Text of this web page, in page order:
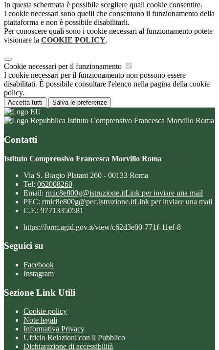
In questa schermata è possibile scegliere quali cookie consentire.
I cookie necessari sono quelli che consentono il funzionamento della
piattaforma e non è possibile disabilitarli.
Per conoscere quali sono i cookie necessari al funzionamento potete
visionare la COOKIE POLICY.
Cookie necessari per il funzionamento
I cookie necessari per il funzionamento non possono essere
disabilitati. È possibile consultare l'elenco nella pagina della cookie
policy.
Accetta tutti Salva le preferenze
Istituto Comprensivo Francesca Morvillo Roma
Contatti
Istituto Comprensivo Francesca Morvillo Roma
Via S. Biagio Platani 260 - 00133 Roma
Tel: 062008260
Email: rmic8e800g@istruzione.itLink per inviare una mail
PEC: rmic8e800g@pec.istruzione.itLink per inviare una mail
C.F.: 97713350581
https://form.agid.gov.it/view/c62d3e00-771f-11ef-8
Seguici su
Facebook
Instagram
Sezione Link Utili
Cookie policy
Note legali
Informativa Privacy
Ufficio Relazioni con il Pubblico
Dichiarazione di accessibilità